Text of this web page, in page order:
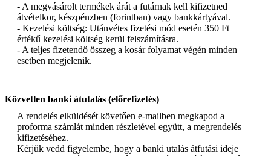
- A megvásárolt termékek árát a futárnak kell kifizetned
átvételkor, készpénzben (forintban) vagy bankkártyával.
- Kezelési költség: Utánvétes fizetési mód esetén 350 Ft
értékű kezelési költség kerül felszámításra.
- A teljes fizetendő összeg a kosár folyamat végén minden
esetben megjelenik.
Közvetlen banki átutalás (előrefizetés)
A rendelés elküldését követően e-mailben megkapod a
proforma számlát minden részletével együtt, a megrendelés
kifizetéséhez.
Kérjük vedd figyelembe, hogy a banki utalás átfutási ideje